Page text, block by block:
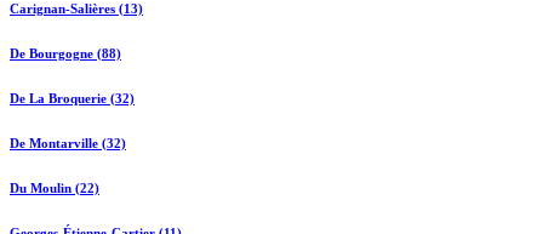
Carignan-Salières (13)
De Bourgogne (88)
De La Broquerie (32)
De Montarville (32)
Du Moulin (22)